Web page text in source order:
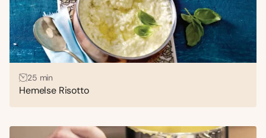
25 min
Hemelse Risotto